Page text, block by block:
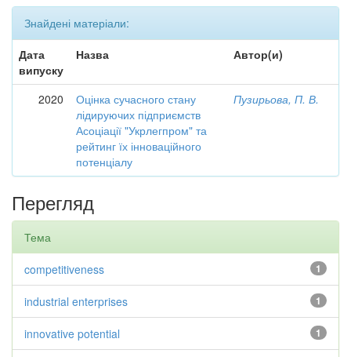
Знайдені матеріали:
Дата
випуску
Назва Автор(и)
2020
Оцінка сучасного стану
лідируючих підприємств
Асоціації "Укрлегпром" та
рейтинг їх інноваційного
потенціалу
Пузирьова, П. В.
Перегляд
Тема
1
competitiveness
1
industrial enterprises
1
innovative potential